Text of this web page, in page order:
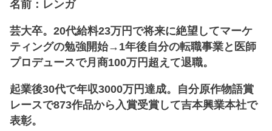
名前：レンガ
芸大卒。20代給料23万円で将来に絶望してマーケ
ティングの勉強開始→1年後自分の転職事業と医師
プロデュースで月商100万円超えて退職。
起業後30代で年収3000万円達成。自分原作物語賞
レースで873作品から入賞受賞して吉本興業本社で
表彰。